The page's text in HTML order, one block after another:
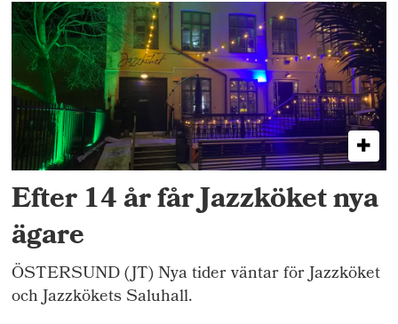
Efter 14 år får Jazzköket nya
ägare
ÖSTERSUND (JT) Nya tider väntar för Jazzköket
och Jazzkökets Saluhall.